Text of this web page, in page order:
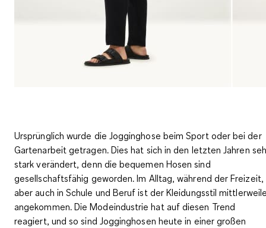
Ursprünglich wurde die Jogginghose beim Sport oder bei der
Gartenarbeit getragen. Dies hat sich in den letzten Jahren
stark verändert, denn die bequemen Hosen sind
gesellschaftsfähig geworden. Im Alltag, während der Freizeit,
aber auch in Schule und Beruf ist der Kleidungsstil
angekommen. Die Modeindustrie hat auf diesen Trend
reagiert, und so sind Jogginghosen heute in einer großen